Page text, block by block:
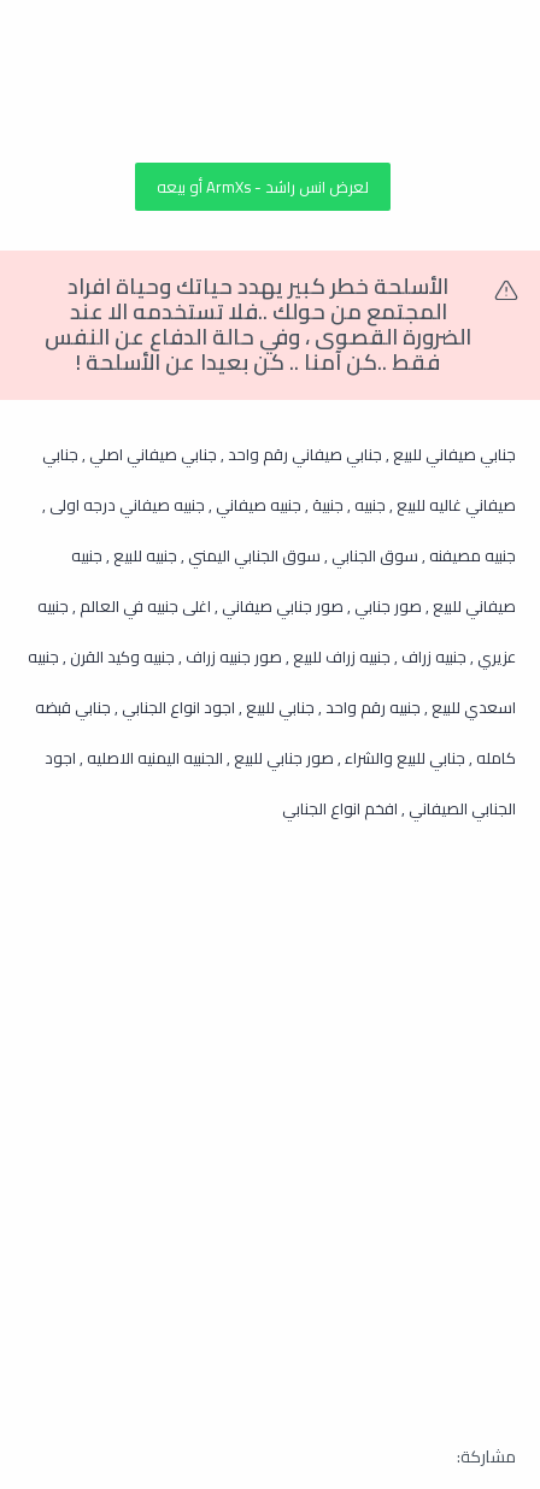
لعرض انس راشد - ArmXs أو بيعه
الأسلحة خطر كبير يهدد حياتك وحياة افراد
المجتمع من حولك ..فلا تستخدمه الا عند
الضرورة القصوى،وفي حالة الدفاع عن النفس
فقط ..كن آمنا .. كن بعيدا عن الأسلحة!
جنابي صيفاني للبيع , جنابي صيفاني رقم واحد , جنابي صيفاني اصلي , جنابي
صيفاني غاليه للبيع , جنبيه , جنبية , جنبيه صيفاني , جنبيه صيفاني درجه اولى ,
جنبيه مصيفنه , سوق الجنابي , سوق الجنابي اليمني , جنبيه للبيع , جنبيه
صيفاني للبيع , صور جنابي , صور جنابي صيفاني , اغلى جنبيه في العالم , جنبيه
عزيري , جنبيه زراف , جنبيه زراف للبيع , صور جنبيه زراف , جنبيه وكيد القرن , جنبيه
اسعدي للبيع , جنبيه رقم واحد , جنابي للبيع , اجود انواع الجنابي , جنابي قبضه
كامله , جنابي للبيع والشراء , صور جنابي للبيع , الجنبيه اليمنيه الاصليه , اجود
الجنابي الصيفاني , افخم انواع الجنابي